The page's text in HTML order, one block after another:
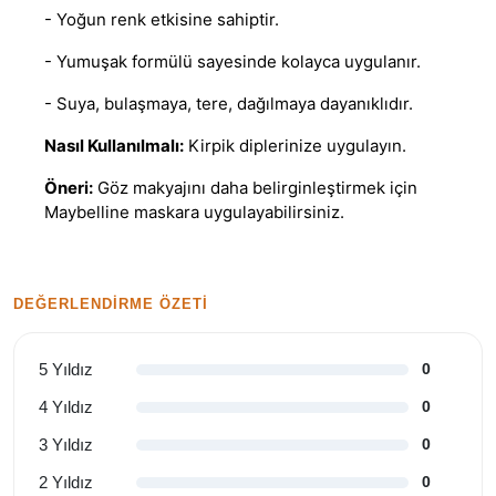
- Yoğun renk etkisine sahiptir.
- Yumuşak formülü sayesinde kolayca uygulanır.
- Suya, bulaşmaya, tere, dağılmaya dayanıklıdır.
Nasıl Kullanılmalı: Kirpik diplerinize uygulayın.
Öneri: Göz makyajını daha belirginleştirmek için
Maybelline maskara uygulayabilirsiniz.
DEĞERLENDIRME ÖZETI
5 Yıldız 0
4 Yıldız 0
3 Yıldız 0
2 Yıldız 0